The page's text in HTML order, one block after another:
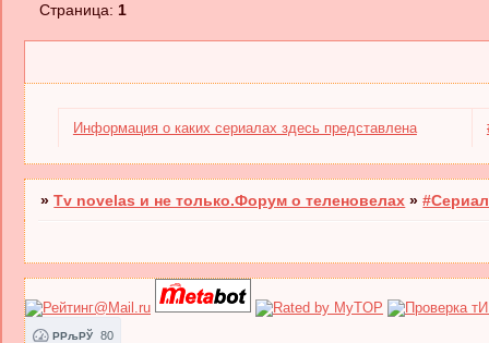
Страница: 1
Информация о каких сериалах здесь представлена
»Tv novelas и не только.Форум о теленовелах »
РРљРЎ 80